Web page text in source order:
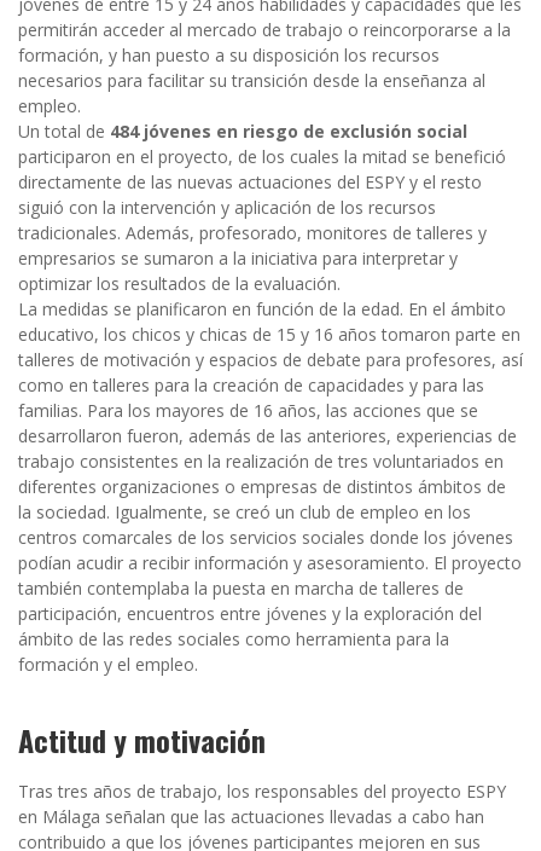
permitirán acceder al mercado de trabajo o reincorporarse a la
formación, y han puesto a su disposición los recursos
necesarios para facilitar su transición desde la enseñanza al
empleo.
Un total de 484 jóvenes en riesgo de exclusión social
participaron en el proyecto, de los cuales la mitad se benefició
directamente de las nuevas actuaciones del ESPY y el resto
siguió con la intervención y aplicación de los recursos
tradicionales. Además, profesorado, monitores de talleres y
empresarios se sumaron a la iniciativa para interpretar y
optimizar los resultados de la evaluación.
La medidas se planificaron en función de la edad. En el ámbito
educativo, los chicos y chicas de 15 y 16 años tomaron parte en
talleres de motivación y espacios de debate para profesores, así
como en talleres para la creación de capacidades y para las
familias. Para los mayores de 16 años, las acciones que se
desarrollaron fueron, además de las anteriores, experiencias de
trabajo consistentes en la realización de tres voluntariados en
diferentes organizaciones o empresas de distintos ámbitos de
la sociedad. Igualmente, se creó un club de empleo en los
centros comarcales de los servicios sociales donde los jóvenes
podían acudir a recibir información y asesoramiento. El proyecto
también contemplaba la puesta en marcha de talleres de
participación, encuentros entre jóvenes y la exploración del
ámbito de las redes sociales como herramienta para la
formación y el empleo.
Actitud y motivación
Tras tres años de trabajo, los responsables del proyecto ESPY
en Málaga señalan que las actuaciones llevadas a cabo han
contribuido a que los jóvenes participantes mejoren en sus